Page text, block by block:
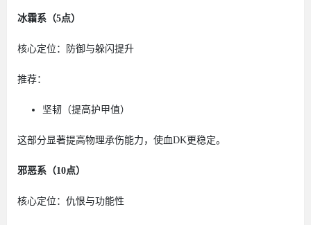
冰霜系（5点）
核心定位：防御与躲闪提升
推荐：
坚韧（提高护甲值）
这部分显著提高物理承伤能力，使血DK更稳定。
邪恶系（10点）
核心定位：仇恨与功能性